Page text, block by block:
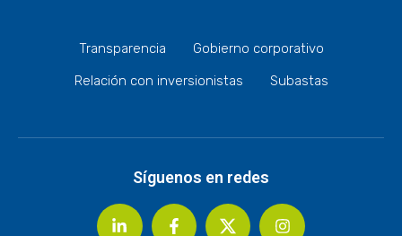
Transparencia
Gobierno corporativo
Relación con inversionistas
Subastas
Síguenos en redes